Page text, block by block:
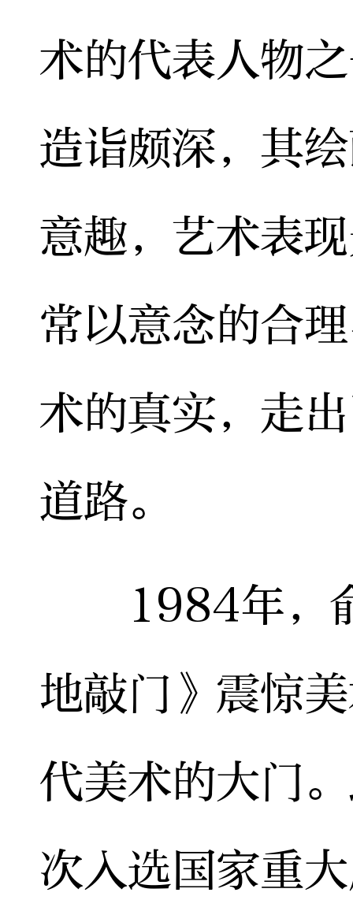
术的代表人物
造诣颇深，其
意趣，艺术表
常以意念的合
术的真实，走
道路。
1984年，俞
地敲门》震惊
代美术的大门
次入选国家重